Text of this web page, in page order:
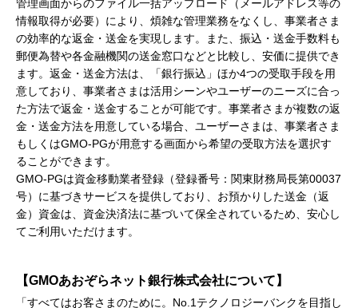
管理画面からのファイル一括アップロード（メールアドレス等の
情報取得が必要）により、煩雑な管理業務をなくし、事業者さま
の効率的な返金・送金を実現します。また、振込・送金手数料も
郵便為替や各金融機関の送金窓口などと比較し、安価に提供でき
ます。返金・送金方法は、「銀行振込」ほか4つの受取手段を用
意しており、事業者さまは活用シーンやユーザーのニーズに合っ
た方法で返金・送金することが可能です。事業者さまが複数の返
金・送金方法を用意している場合、ユーザーさまは、事業者さま
もしくはGMO-PGが用意する画面から希望の受取方法を選択す
ることができます。
GMO-PGは資金移動業者登録（登録番号：関東財務局長第00037
号）に基づきサービスを提供しており、お預かりした送金（返
金）資金は、資金決済法に基づいて保全されているため、安心し
てご利用いただけます。
【GMOあおぞらネット銀行株式会社について】
「すべてはお客さまのために。No.1テクノロジーバンクを目指し